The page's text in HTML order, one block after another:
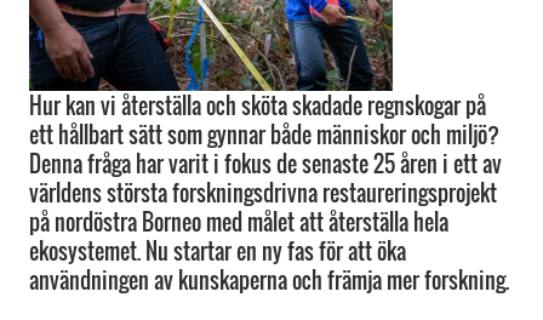
Hur kan vi återställa och sköta skadade regnskogar på
ett hållbart sätt som gynnar både människor och miljö?
Denna fråga har varit i fokus de senaste 25 åren i ett av
världens största forskningsdrivna restaureringsprojekt
på nordöstra Borneo med målet att återställa hela
ekosystemet. Nu startar en ny fas för att öka
användningen av kunskaperna och främja mer forskning.